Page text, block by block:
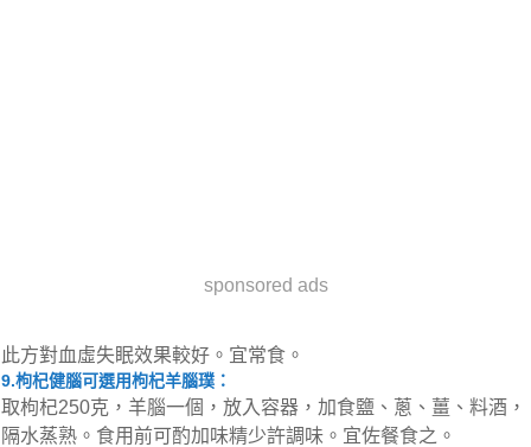
sponsored ads
此方對血虛失眠效果較好。宜常食。
9.枸杞健腦可選用枸杞羊腦璞：
取枸杞250克，羊腦一個，放入容器，加食鹽、蔥、薑、料酒，
隔水蒸熟。食用前可酌加味精少許調味。宜佐餐食之。